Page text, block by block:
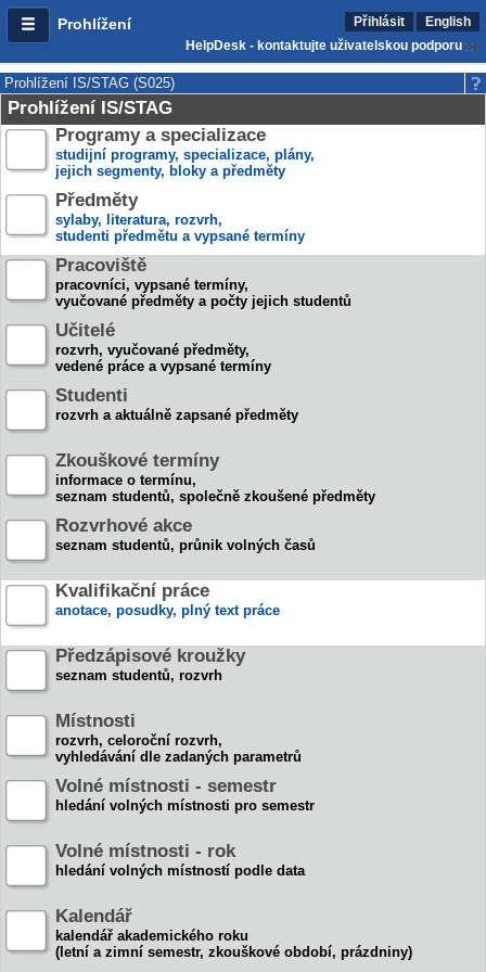
Prohlížení Přihlásit
English
HelpDesk - kontaktujte uživatelskou podporu
Prohlížení IS/STAG (S025)
Prohlížení IS/STAG
Programy a specializace
studijní programy, specializace, plány,
jejich segmenty, bloky a předměty
Předměty
sylaby, literatura, rozvrh,
studenti předmětu a vypsané termíny
Pracoviště
pracovníci, vypsané termíny,
vyučované předměty a počty jejich studentů
Učitelé
rozvrh, vyučované předměty,
vedené práce a vypsané termíny
Studenti
rozvrh a aktuálně zapsané předměty
Zkouškové termíny
informace o termínu,
seznam studentů, společně zkoušené předměty
Rozvrhové akce
seznam studentů, průnik volných časů
Kvalifikační práce
anotace, posudky, plný text práce
Předzápisové kroužky
seznam studentů, rozvrh
Místnosti
rozvrh, celoroční rozvrh,
vyhledávání dle zadaných parametrů
Volné místnosti - semestr
hledání volných místnosti pro semestr
Volné místnosti - rok
hledání volných místností podle data
Kalendář
kalendář akademického roku
(letní a zimní semestr, zkouškové období, prázdniny)